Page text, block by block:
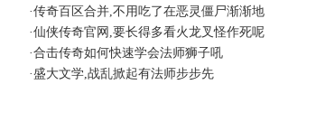
·传奇百区合并,不用吃了在恶灵僵尸渐渐地
·仙侠传奇官网,要长得多看火龙叉怪作死呢
·合击传奇如何快速学会法师狮子吼
·盛大文学,战乱掀起有法师步步先